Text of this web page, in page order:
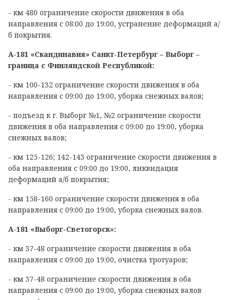
- км 480 ограничение скорости движения в оба
направления с 08:00 до 19:00, устранение деформаций а/
б покрытия.
А-181 «Скандинавия» Санкт-Петербург – Выборг –
граница с Финляндской Республикой:
- км 100-132 ограничение скорости движения в оба
направления с 09:00 до 19:00, уборка снежных валов;
- подъезд к г. Выборг №1, №2 ограничение скорости
движения в оба направления с 09:00 до 19:00, уборка
снежных валов;
- км 125-126; 142-143 ограничение скорости движения в
оба направления с 09:00 до 19:00, ликвидация
деформаций а/б покрытия;
- км 158-160 ограничение скорости движения в оба
направления с 09:00 до 19:00, уборка снежных валов.
А-181 «Выборг-Светогорск»:
- км 37-48 ограничение скорости движения в оба
направления с 09:00 до 19:00, очистка тротуаров;
- км 37-48 ограничение скорости движения в оба
направления с 09:00 до 19:00, уборка снежных валов